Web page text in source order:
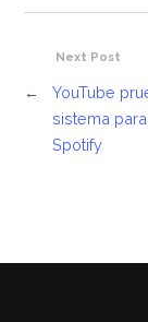
Next Post
←
YouTube
sistema
Spotify